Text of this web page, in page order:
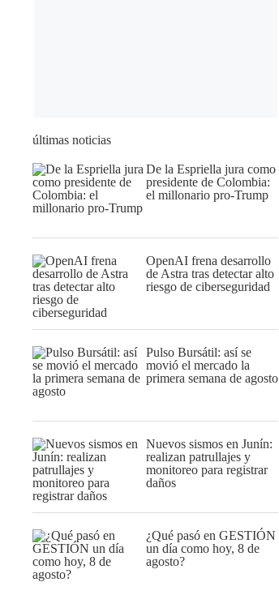
últimas noticias
De la Espriella jura como
presidente de Colombia:
el millonario pro-Trump
OpenAI frena desarrollo
de Astra tras detectar alto
riesgo de ciberseguridad
Pulso Bursátil: así se
movió el mercado la
primera semana de agosto
Nuevos sismos en Junín:
realizan patrullajes y
monitoreo para registrar
daños
¿Qué pasó en GESTIÓN
un día como hoy, 8 de
agosto?